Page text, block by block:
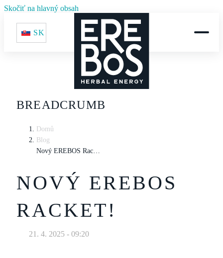
Skočiť na hlavný obsah
SK
BREADCRUMB
Domů
Blog
Nový EREBOS Racket!
NOVÝ EREBOS
RACKET!
21. 4. 2025 - 09:20